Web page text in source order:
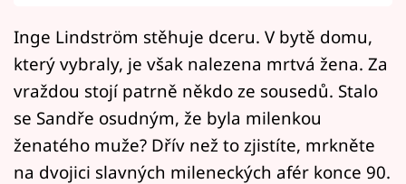
Mámy sobě
Přihlášení
Sledujte nás
Inge Lindström stěhuje dceru. V bytě domu,
který vybraly, je však nalezena mrtvá žena. Za
vraždou stojí patrně někdo ze sousedů. Stalo
se Sandře osudným, že byla milenkou
ženatého muže? Dřív než to zjistíte, mrkněte
na dvojici slavných mileneckých afér konce 90.